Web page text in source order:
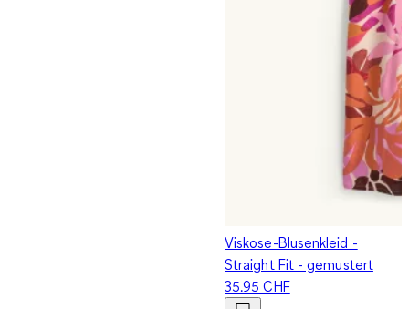
Viskose-Blusenkleid -
Straight Fit - gemustert
35.95 CHF